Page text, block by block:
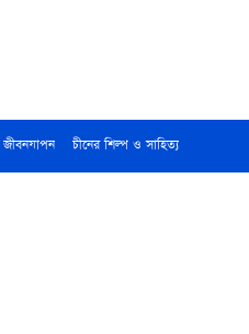
জীবনযাপন চীনের শিল্প ও সাহিত্য